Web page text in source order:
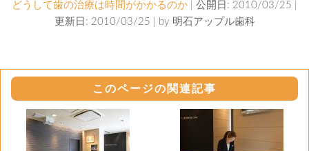
どうして歯の治療は時間がかかるのか | 公開日: 2010/03/25 |
更新日: 2010/03/25 | by 明石アップル歯科
このページの関連記事